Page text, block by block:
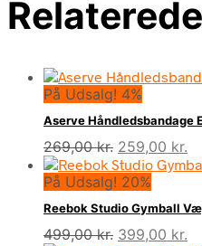
På Udsalg! 4%
Aserve Håndledsbandage
269,00kr. Den
oprindelige
pris
var:
269,00 kr..
259,00 kr.
er:
På Udsalg! 20%
Reebok Studio Gymball
499,00kr. Den
399,00 kr.